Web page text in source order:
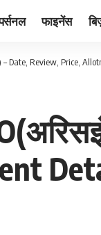
फाइनेंस
Date, Review, Price,